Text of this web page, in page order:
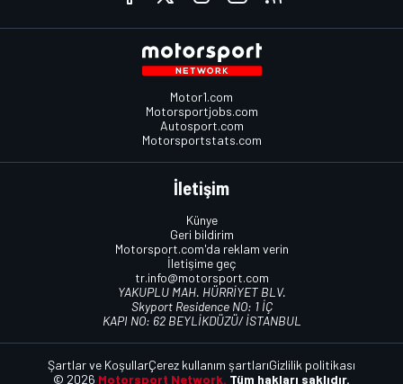
Motor1.com
Motorsportjobs.com
Autosport.com
Motorsportstats.com
İletişim
Künye
Geri bildirim
Motorsport.com'da reklam verin
İletişime geç
tr.info@motorsport.com
YAKUPLU MAH. HÜRRİYET BLV.
Skyport Residence NO: 1 İÇ
KAPI NO: 62 BEYLİKDÜZÜ/ İSTANBUL
© 2026 Motorsport Network. Tüm hakları saklıdır.
Şartlar ve KoşullarÇerez kullanım şartlarıGizlilik politikası